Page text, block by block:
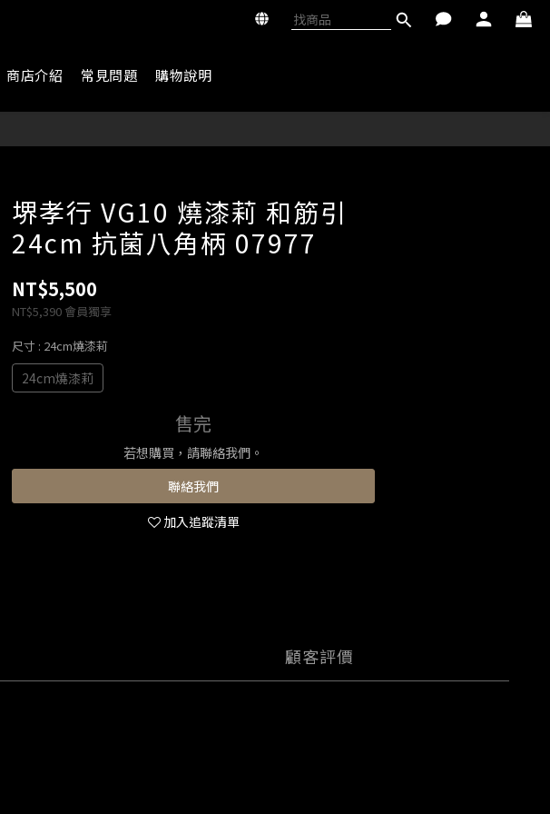
商店介紹 常見問題 購物說明
堺孝行 VG10 燒漆莉 和筋引
24cm 抗菌八角柄 07977
NT$5,500
NT$5,390 會員獨享
尺寸 : 24cm燒漆莉
24cm燒漆莉
售完
若想購買，請聯絡我們。
聯絡我們
加入追蹤清單
顧客評價